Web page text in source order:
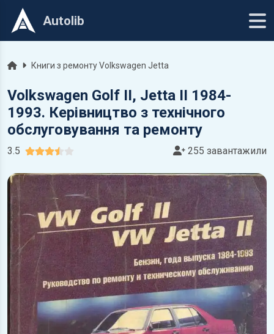
Autolib
ГоловнаКниги з ремонту Volkswagen Jetta
Volkswagen Golf II, Jetta II 1984-
1993. Керівництво з технічного
обслуговування та ремонту
3.5 255 завантажили